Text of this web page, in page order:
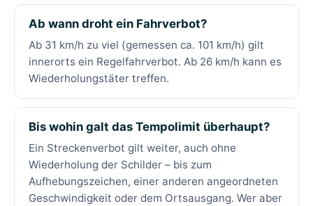
Ab wann droht ein Fahrverbot?
Ab 31 km/h zu viel (gemessen ca. 101 km/h) gilt
innerorts ein Regelfahrverbot. Ab 26 km/h kann es
Wiederholungstäter treffen.
Bis wohin galt das Tempolimit überhaupt?
Ein Streckenverbot gilt weiter, auch ohne
Wiederholung der Schilder – bis zum
Aufhebungszeichen, einer anderen angeordneten
Geschwindigkeit oder dem Ortsausgang. Wer aber